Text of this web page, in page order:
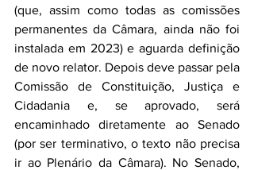
(que, assim como todas as comissões
permanentes da Câmara, ainda não foi
instalada em 2023) e aguarda definição
de novo relator. Depois deve passar pela
Comissão de Constituição, Justiça e
Cidadania e, se aprovado, será
encaminhado diretamente ao Senado
(por ser terminativo, o texto não precisa
ir ao Plenário da Câmara). No Senado,